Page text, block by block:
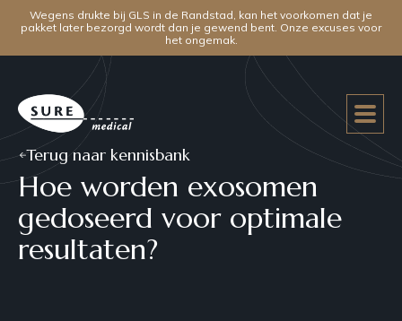
Wegens drukte bij GLS in de Randstad, kan het voorkomen dat je
pakket later bezorgd wordt dan je gewend bent. Onze excuses voor
het ongemak.
Terug naar kennisbank
Hoe worden exosomen
gedoseerd voor optimale
resultaten?